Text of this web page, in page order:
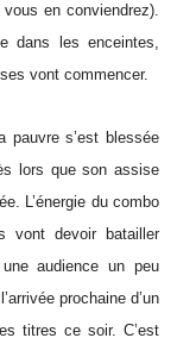
en conviendrez).
dans les enceintes,
vont commencer.
pauvre s’est blessée
lors que son assise
L’énergie du combo
vont devoir batailler
audience un peu
prochaine d’un
titres ce soir. C’est